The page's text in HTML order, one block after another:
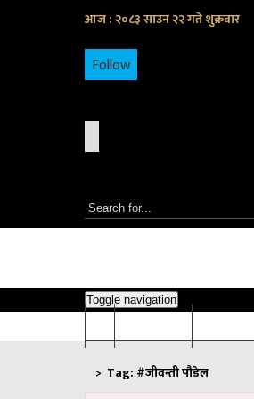
आज : २०८३ साउन २२ गते शुक्रवार
Follow
Toggle navigation
> Tag: #जीवन्ती पौडेल